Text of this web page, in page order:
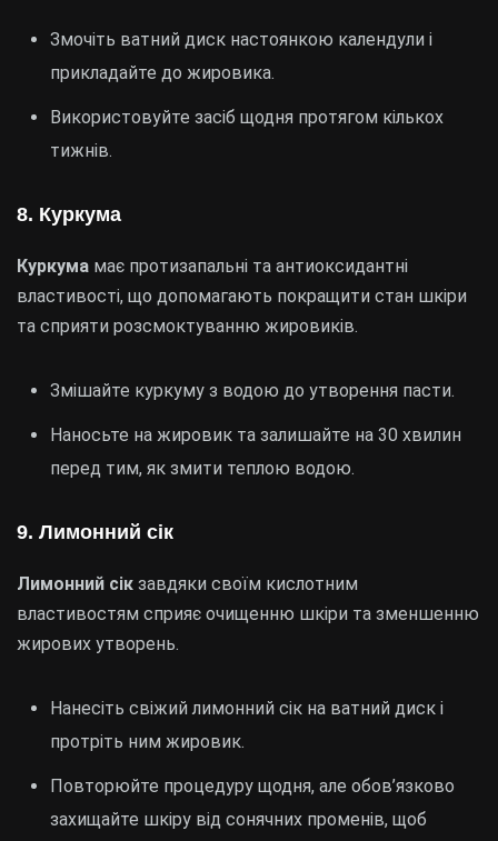
Змочіть ватний диск настоянкою календули і
прикладайте до жировика.
Використовуйте засіб щодня протягом кількох
тижнів.
8. Куркума
Куркума має протизапальні та антиоксидантні
властивості, що допомагають покращити стан шкіри
та сприяти розсмоктуванню жировиків.
Змішайте куркуму з водою до утворення пасти.
Наносьте на жировик та залишайте на 30 хвилин
перед тим, як змити теплою водою.
9. Лимонний сік
Лимонний сік завдяки своїм кислотним
властивостям сприяє очищенню шкіри та зменшенню
жирових утворень.
Нанесіть свіжий лимонний сік на ватний диск і
протріть ним жировик.
Повторюйте процедуру щодня, але обов’язково
захищайте шкіру від сонячних променів, щоб